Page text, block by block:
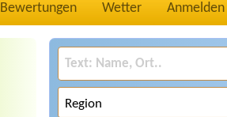
Bewertungen Wetter Anmelden